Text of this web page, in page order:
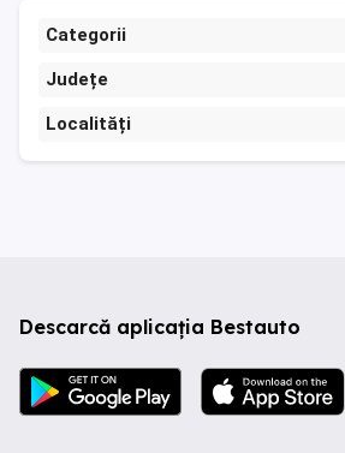
Categorii
Județe
Localități
Descarcă aplicația Bestauto